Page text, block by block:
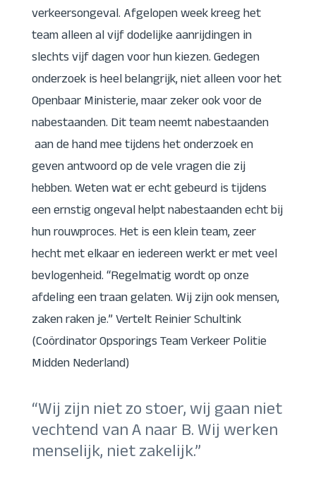
verkeersongeval. Afgelopen week kreeg het
team alleen al vijf dodelijke aanrijdingen in
slechts vijf dagen voor hun kiezen. Gedegen
onderzoek is heel belangrijk, niet alleen voor het
Openbaar Ministerie, maar zeker ook voor de
nabestaanden. Dit team neemt nabestaanden
aan de hand mee tijdens het onderzoek en
geven antwoord op de vele vragen die zij
hebben. Weten wat er echt gebeurd is tijdens
een ernstig ongeval helpt nabestaanden echt bij
hun rouwproces. Het is een klein team, zeer
hecht met elkaar en iedereen werkt er met veel
bevlogenheid. “Regelmatig wordt op onze
afdeling een traan gelaten. Wij zijn ook mensen,
zaken raken je.” Vertelt Reinier Schultink
(Coördinator Opsporings Team Verkeer Politie
Midden Nederland)
“Wij zijn niet zo stoer, wij gaan niet
vechtend van A naar B. Wij werken
menselijk, niet zakelijk.”